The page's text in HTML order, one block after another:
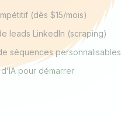
(dès $15/mois)
leads LinkedIn (scraping)
séquences personnalisables
pour démarrer